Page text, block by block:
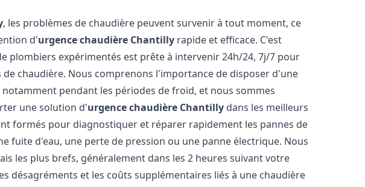
, les problèmes de chaudière peuvent survenir à tout moment, ce
d'urgence chaudière Chantilly rapide et efficace. C'est
plombiers expérimentés est prête à intervenir 24h/24, 7j/7 pour
chaudière. Nous comprenons l'importance de disposer d'une
pendant les périodes de froid, et nous sommes
une solution d'urgence chaudière Chantilly dans les meilleurs
formés pour diagnostiquer et réparer rapidement les pannes de
fuite d'eau, une perte de pression ou une panne électrique. Nous
les plus brefs, généralement dans les 2 heures suivant votre
désagréments et les coûts supplémentaires liés à une chaudière